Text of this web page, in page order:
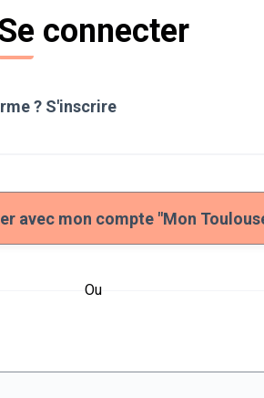
connecter
? S'inscrire
avec mon compte "Mon
Ou